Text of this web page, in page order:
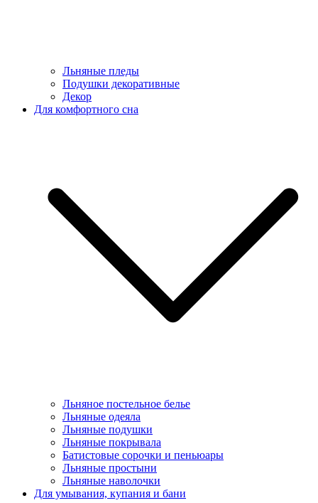
Льняные пледы
Подушки декоративные
Декор
Для комфортного сна
Льняное постельное белье
Льняные одеяла
Льняные подушки
Льняные покрывала
Батистовые сорочки и пеньюары
Льняные простыни
Льняные наволочки
Для умывания, купания и бани